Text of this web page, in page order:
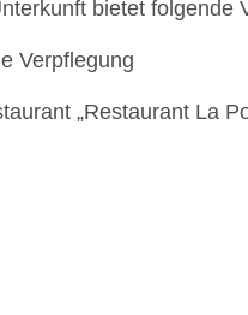
bietet folgende
Verpflegung
„Restaurant La